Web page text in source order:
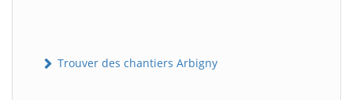
Trouver des chantiers Arbigny